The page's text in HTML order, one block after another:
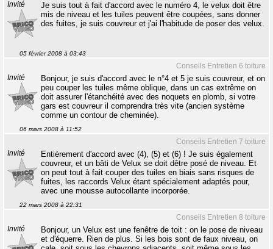
Invité
Je suis tout à fait d'accord avec le numéro 4, le velux doit être
mis de niveau et les tuiles peuvent être coupées, sans donner
des fuites, je suis couvreur et j'ai l'habitude de poser des velux.
05 février 2008 à 03:43
Conseils Entretien 6 toiture
Invité
Bonjour, je suis d'accord avec le n°4 et 5 je suis couvreur, et on
peu couper les tuiles même oblique, dans un cas extrême on
doit assurer l'étanchéité avec des noquets en plomb, si votre
gars est couvreur il comprendra très vite (ancien système
comme un contour de cheminée).
06 mars 2008 à 11:52
Conseils Entretien 7 toiture
Invité
Entièrement d'accord avec (4), (5) et (6) ! Je suis également
couvreur, et un bâti de Velux se doit dêtre posé de niveau. Et
on peut tout à fait couper des tuiles en biais sans risques de
fuites, les raccords Velux étant spécialement adaptés pour,
avec une mousse autocollante incorporée.
22 mars 2008 à 22:31
Conseils Entretien 8 toiture
Invité
Bonjour, un Velux est une fenêtre de toit : on le pose de niveau
et d'équerre. Rien de plus. Si les bois sont de faux niveau, on